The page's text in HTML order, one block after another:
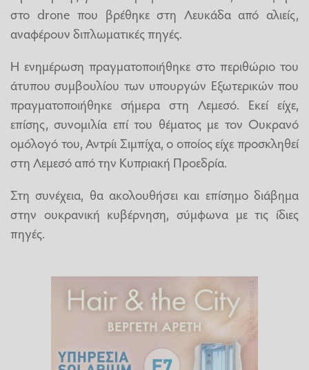
στο drone που βρέθηκε στη Λευκάδα από αλιείς,
αναφέρουν διπλωματικές πηγές.
Η ενημέρωση πραγματοποιήθηκε στο περιθώριο του
άτυπου συμβουλίου των υπουργών Εξωτερικών που
πραγματοποιήθηκε σήμερα στη Λεμεσό. Εκεί είχε,
επίσης, συνομιλία επί του θέματος με τον Ουκρανό
ομόλογό του, Αντρίι Σιμπίχα, ο οποίος είχε προσκληθεί
στη Λεμεσό από την Κυπριακή Προεδρία.
Στη συνέχεια, θα ακολουθήσει και επίσημο διάβημα
στην ουκρανική κυβέρνηση, σύμφωνα με τις ίδιες
πηγές.